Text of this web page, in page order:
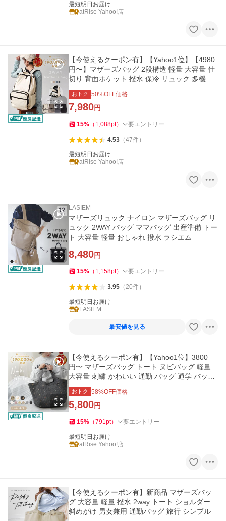
最短明日お届け
atRise Yahoo!店
【今使えるクーポン有】【Yahoo1位】【4980
円〜】マザーズバッグ 2段構造 軽量 大容量 仕
切り 背面ポケット 撥水 保冷 リュック 多機能
マザーズバッグ
おトク 50%OFF価格
7,980円
15% （ 1,088pt） 要エントリー
4.53（47件）
最短明日お届け
atRise Yahoo!店
LASIEM
マザーズリュック ナイロン マザーズバッグ リ
ュック 2WAY バッグ ママバッグ 出産準備 トー
ト 大容量 軽量 おしゃれ 撥水 ラシエム
8,480円
15% （ 1,158pt） 要エントリー
3.95（20件）
最短明日お届け
LASIEM
最安値を見る
【今使えるクーポン有】【Yahoo1位】3800
円〜 マザーズバッグ トート ヌビバッグ 軽量
大容量 刺繍 かわいい 通勤 バッグ 通学 バッグ
トート 肩掛け 軽い
おトク 58%OFF価格
5,800円
15% （791pt） 要エントリー
最短明日お届け
atRise Yahoo!店
【今使えるクーポン有】新商品 マザーズバッ
グ 大容量 軽量 撥水 2way トート ショルダー
斜めがけ 男女兼用 通勤バッグ 旅行 シンプル